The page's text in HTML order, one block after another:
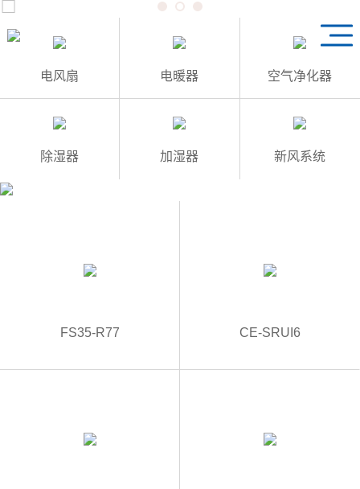
2
电风扇 电暖器 空气净化器
除湿器 加湿器 新风系统
FS35-R77 CE-SRUI6